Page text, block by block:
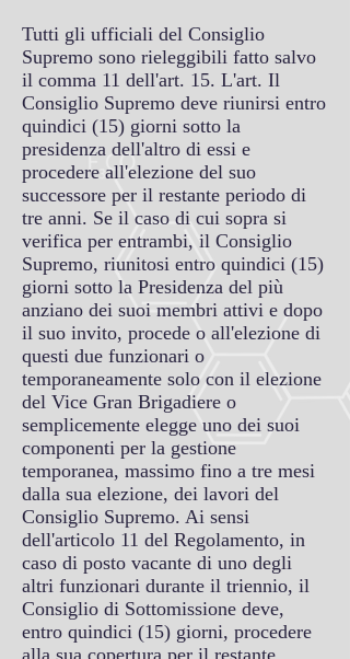
Tutti gli ufficiali del Consiglio
Supremo sono rieleggibili fatto salvo
il comma 11 dell'art. 15. L'art. Il
Consiglio Supremo deve riunirsi entro
quindici (15) giorni sotto la
presidenza dell'altro di essi e
procedere all'elezione del suo
successore per il restante periodo di
tre anni. Se il caso di cui sopra si
verifica per entrambi, il Consiglio
Supremo, riunitosi entro quindici (15)
giorni sotto la Presidenza del più
anziano dei suoi membri attivi e dopo
il suo invito, procede o all'elezione di
questi due funzionari o
temporaneamente solo con il elezione
del Vice Gran Brigadiere o
semplicemente elegge uno dei suoi
componenti per la gestione
temporanea, massimo fino a tre mesi
dalla sua elezione, dei lavori del
Consiglio Supremo. Ai sensi
dell'articolo 11 del Regolamento, in
caso di posto vacante di uno degli
altri funzionari durante il triennio, il
Consiglio di Sottomissione deve,
entro quindici (15) giorni, procedere
alla sua copertura per il restante